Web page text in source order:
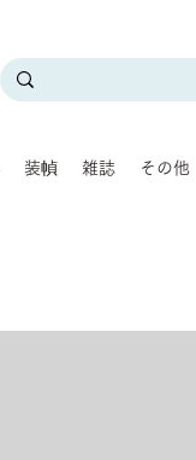
装幀 雑誌 その他